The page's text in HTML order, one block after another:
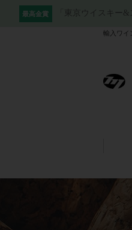
最高金賞 「東京ウイスキー
輸入ワイ